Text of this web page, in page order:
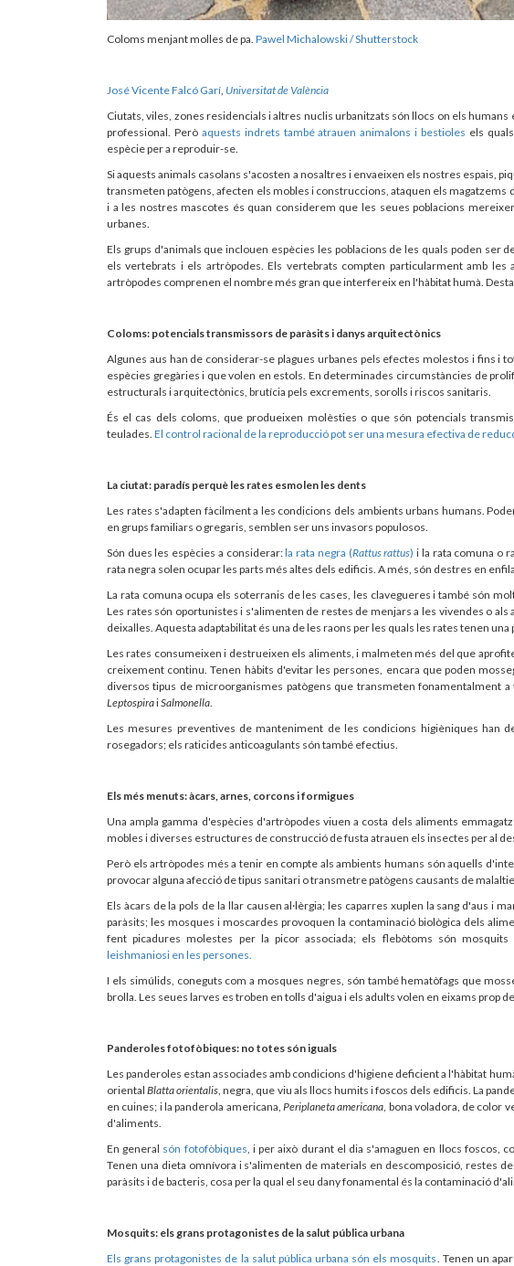
Coloms menjant molles de pa. Pawel Michalowski / Shutterstock
José Vicente Falcó Garí Universitat de València
Ciutats, viles, zones residencials i altres nuclis urbanitzats són llocs on els
professional. Però aquests indrets també atrauen animalons i bestioles els
espècie per a reproduir-se.
Si aquests animals casolans s'acosten a nosaltres i envaeixen els nostres espais,
transmeten patògens, afecten els mobles i construccions, ataquen els
i a les nostres mascotes és quan considerem que les seues poblacions
urbanes.
Els grups d'animals que inclouen espècies les poblacions de les quals poden ser
els vertebrats i els artròpodes. Els vertebrats compten particularment amb
artròpodes comprenen el nombre més gran que interfereix en l'hàbitat humà.
Coloms: potencials transmissors de paràsits i danys arquitectònics
Algunes aus han de considerar-se plagues urbanes pels efectes molestos i fins i
espècies gregàries i que volen en estols. En determinades circumstàncies de
estructurals i arquitectònics, brutícia pels excrements, sorolls i riscos sanitaris.
És el cas dels coloms, que produeixen molèsties o que són potencials
teulades. El control racional de la reproducció pot ser una mesura efectiva de
La ciutat: paradís perquè les rates esmolen les dents
Les rates s'adapten fàcilment a les condicions dels ambients urbans humans.
en grups familiars o gregaris, semblen ser uns invasors populosos.
Són dues les espècies a considerar:la rata negra (Rattus rattus) i la rata comuna o
rata negra solen ocupar les parts més altes dels edificis. A més, són destres en
La rata comuna ocupa els soterranis de les cases, les clavegueres i també són
Les rates són oportunistes i s'alimenten de restes de menjars a les vivendes o
deixalles. Aquesta adaptabilitat és una de les raons per les quals les rates tenen
Les rates consumeixen i destrueixen els aliments, i malmeten més del que
creixement continu. Tenen hàbits d'evitar les persones, encara que poden
diversos tipus de microorganismes patògens que transmeten fonamentalment
LeptospiraiSalmonella
Les mesures preventives de manteniment de les condicions higièniques han
rosegadors; els raticides anticoagulants són també efectius.
Els més menuts: àcars, arnes, corcons i formigues
Una ampla gamma d'espècies d'artròpodes viuen a costa dels aliments
mobles i diverses estructures de construcció de fusta atrauen els insectes per al
Però els artròpodes més a tenir en compte als ambients humans són aquells
provocar alguna afecció de tipus sanitari o transmetre patògens causants de
Els àcars de la pols de la llar causen al·lèrgia; les caparres xuplen la sang d'aus i
paràsits; les mosques i moscardes provoquen la contaminació biològica dels
fent picadures molestes per la picor associada; els flebòtoms són
leishmaniosi en les persones.
I els simúlids, coneguts com a mosques negres, són també hematòfags que
brolla. Les seues larves es troben en tolls d'aigua i els adults volen en eixams prop
Panderoles fotofòbiques: no totes són iguals
Les panderoles estan associades amb condicions d'higiene deficient a l'hàbitat
orientalBlatta orientalis , negra, que viu als llocs humits i foscos dels edificis. La
en cuines; i la panderola americana, Periplaneta americana , bona voladora, de color
d'aliments.
En general són fotofòbiques , i per això durant el dia s'amaguen en llocs foscos,
Tenen una dieta omnívora i s'alimenten de materials en descomposició, restes
paràsits i de bacteris, cosa per la qual el seu dany fonamental és la contaminació
Mosquits: els grans protagonistes de la salut pública urbana
Els grans protagonistes de la salut pública urbana són els mosquits . Tenen un